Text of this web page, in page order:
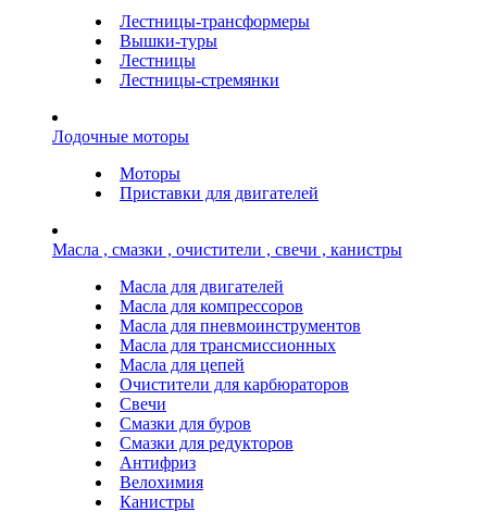
Лестницы-трансформеры
Вышки-туры
Лестницы
Лестницы-стремянки
Лодочные моторы
Моторы
Приставки для двигателей
Масла , смазки , очистители , свечи , канистры
Масла для двигателей
Масла для компрессоров
Масла для пневмоинструментов
Масла для трансмиссионных
Масла для цепей
Очистители для карбюраторов
Свечи
Смазки для буров
Смазки для редукторов
Антифриз
Велохимия
Канистры